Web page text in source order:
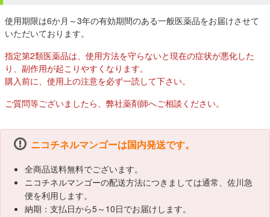
使用期限は6か月～3年の有効期間のある一般医薬品をお届けさせて
いただいております。
指定第2類医薬品は、使用方法を守らないと現在の症状が悪化した
り、副作用が起こりやすくなります。
購入前に、使用上の注意を必ず一読して下さい。
ご質問等ございましたら、弊社薬剤師へご相談ください。
ニコチネルマンゴーは国内発送です。
全商品送料無料でございます。
ニコチネルマンゴーの配送方法につきましては通常、佐川急
便を利用します。
納期：支払日から5～10日でお届けします。